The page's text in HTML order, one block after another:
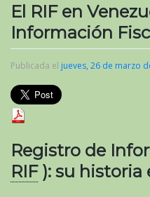
El RIF en
Información
Publicada el jueves, 26 de marzo
Registro de
RIF): su historia